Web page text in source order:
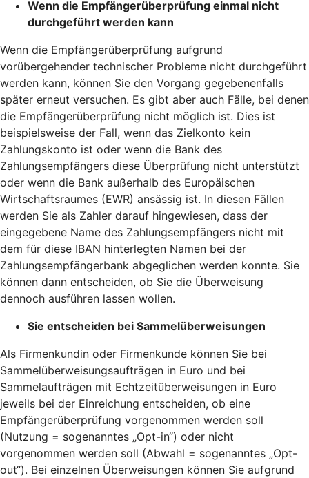
Wenn die Empfängerüberprüfung einmal nicht
durchgeführt werden kann
Wenn die Empfängerüberprüfung aufgrund
vorübergehender technischer Probleme nicht durchgeführt
werden kann, können Sie den Vorgang gegebenenfalls
später erneut versuchen. Es gibt aber auch Fälle, bei denen
die Empfängerüberprüfung nicht möglich ist. Dies ist
beispielsweise der Fall, wenn das Zielkonto kein
Zahlungskonto ist oder wenn die Bank des
Zahlungsempfängers diese Überprüfung nicht unterstützt
oder wenn die Bank außerhalb des Europäischen
Wirtschaftsraumes (EWR) ansässig ist. In diesen Fällen
werden Sie als Zahler darauf hingewiesen, dass der
eingegebene Name des Zahlungsempfängers nicht mit
dem für diese IBAN hinterlegten Namen bei der
Zahlungsempfängerbank abgeglichen werden konnte. Sie
können dann entscheiden, ob Sie die Überweisung
dennoch ausführen lassen wollen.
Sie entscheiden bei Sammelüberweisungen
Als Firmenkundin oder Firmenkunde können Sie bei
Sammelüberweisungsaufträgen in Euro und bei
Sammelaufträgen mit Echtzeitüberweisungen in Euro
jeweils bei der Einreichung entscheiden, ob eine
Empfängerüberprüfung vorgenommen werden soll
(Nutzung = sogenanntes „Opt-in“) oder nicht
vorgenommen werden soll (Abwahl = sogenanntes „Opt-
out“). Bei einzelnen Überweisungen können Sie aufgrund